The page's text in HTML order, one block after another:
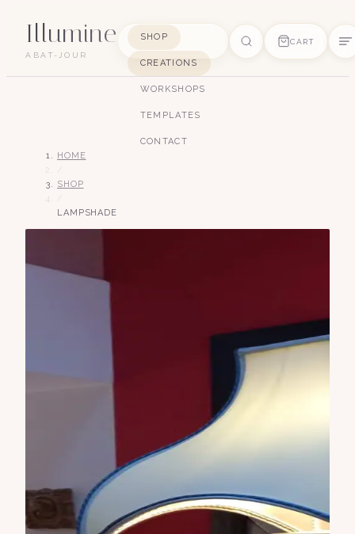
Illumine
ABAT-JOUR
SHOP
CREATIONS
WORKSHOPS
TEMPLATES
CONTACT
CART
HOME
SHOP
LAMPSHADE